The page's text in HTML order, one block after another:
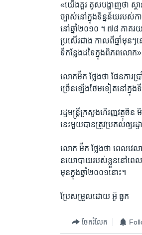
«យើង​គួរ ​គូស​បង្ហាញ​ថា ​ស្ថ
ច្បាស់​នៅ​ក្នុង​ទិន្នន័យ​របស់​
នៅ​ឆ្នាំ​២០១០ ។ ៧៨​ ភាគ
ប្រសើរ​ជាង​ កាល​ពី​ឆ្នាំ​មុន
ទី​កន្លែង​ដទៃ​ក្នុង​ពិភព​លោក
លោក​ម៊ីក ​ថ្លែង​ថា​ ផែនការ​ប្
ច្រើន​ឡើង​ថែម​ទៀត​នៅ​ក្នុងទី​
រដ្ឋមន្ដ្រី​ក្រសួង​ហិរញ្ញវត្ថុ​ចិន
នេះ​មួយ​បាន​ត្រូវ​ប្រគល់​ឲ្យ​រ
លោក ​ម៊ីក​ ថ្លែង​ថា​ ពេល​វេល
នយោបាយ​របស់​ខ្លួននៅ​ពេល​
មុនក្នុង​ឆ្នាំ២០០១​នោះ។
ប្រែ​សម្រួល​ដោយ អ៊ូ​ ធួក
ចែករំលែក